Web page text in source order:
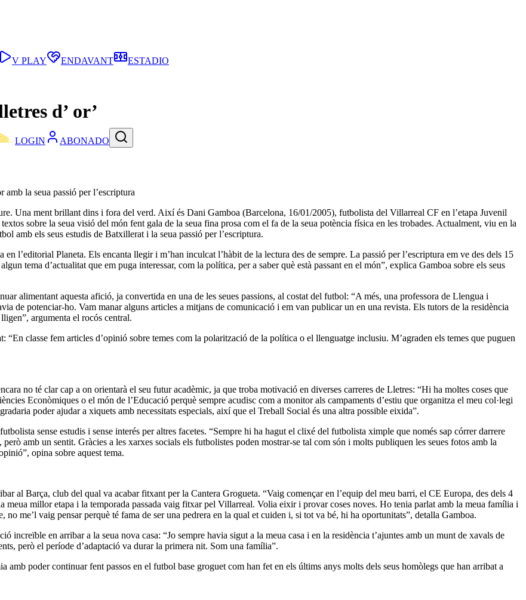
LOGIN ABONADO
V PLAY ENDAVANT ESTADIO
d’ or’
la seua passió per l’escriptura
Una ment brillant dins i fora del verd. Així és Dani Gamboa (Barcelona, 16/01/2005), futbolista del Villarreal CF en l’etapa Juvenil
sobre la seua visió del món fent gala de la seua fina prosa com el fa de la seua potència física en les trobades. Actualment, viu en la
amb els seus estudis de Batxillerat i la seua passió per l’escriptura.
l’editorial Planeta. Els encanta llegir i m’han inculcat l’hàbit de la lectura des de sempre. La passió per l’escriptura em ve des dels 15
tema d’actualitat que em puga interessar, com la política, per a saber què està passant en el món”, explica Gamboa sobre els seus
alimentant aquesta afició, ja convertida en una de les seues passions, al costat del futbol: “A més, una professora de Llengua i
de potenciar-ho. Vam manar alguns articles a mitjans de comunicació i em van publicar un en una revista. Els tutors de la residència
argumenta el rocós central.
“En classe fem articles d’opinió sobre temes com la polarització de la política o el llenguatge inclusiu. M’agraden els temes que puguen
no té clar cap a on orientarà el seu futur acadèmic, ja que troba motivació en diverses carreres de Lletres: “Hi ha moltes coses que
Econòmiques o el món de l’Educació perquè sempre acudisc com a monitor als campaments d’estiu que organitza el meu col·legi
poder ajudar a xiquets amb necessitats especials, així que el Treball Social és una altra possible eixida”.
sense estudis i sense interés per altres facetes. “Sempre hi ha hagut el clixé del futbolista ximple que només sap córrer darrere
amb un sentit. Gràcies a les xarxes socials els futbolistes poden mostrar-se tal com són i molts publiquen les seues fotos amb la
opina sobre aquest tema.
al Barça, club del qual va acabar fitxant per la Cantera Grogueta. “Vaig començar en l’equip del meu barri, el CE Europa, des dels 4
meua millor etapa i la temporada passada vaig fitxar pel Villarreal. Volia eixir i provar coses noves. Ho tenia parlat amb la meua família i
me’l vaig pensar perquè té fama de ser una pedrera en la qual et cuiden i, si tot va bé, hi ha oportunitats”, detalla Gamboa.
en arribar a la seua nova casa: “Jo sempre havia sigut a la meua casa i en la residència t’ajuntes amb un munt de xavals de
però el període d’adaptació va durar la primera nit. Som una família”.
poder continuar fent passos en el futbol base groguet com han fet en els últims anys molts dels seus homòlegs que han arribat a